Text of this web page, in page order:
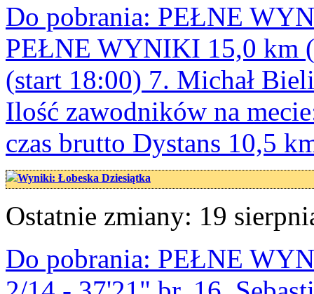
Do pobrania: PEŁNE
PEŁNE WYNIKI 15,0 km
(start 18:00) 7. Michał
Ilość zawodników na
czas brutto Dystans 10,5
Wyniki: Łobeska Dziesiątka
Ostatnie zmiany: 19
Do pobrania: PEŁNE